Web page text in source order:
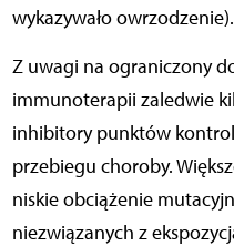
wykazywało owrzodzenie).
Z uwagi na ograniczony
immunoterapii zaledwie
inhibitory punktów
przebiegu choroby.
niskie obciążenie
niezwiązanych z